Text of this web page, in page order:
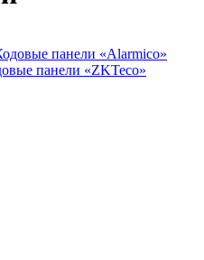
панели «Alarmico»
панели «ZKTeco»